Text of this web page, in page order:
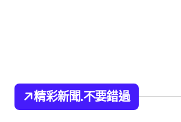
精彩新聞.不要錯過